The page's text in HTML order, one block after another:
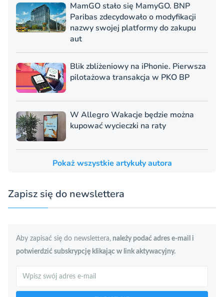
MamGO stało się MamyGO. BNP
Paribas zdecydowało o modyfikacji
nazwy swojej platformy do zakupu
aut
Blik zbliżeniowy na iPhonie. Pierwsza
pilotażowa transakcja w PKO BP
W Allegro Wakacje będzie można
kupować wycieczki na raty
Pokaż wszystkie artykuły autora
Zapisz się do newslettera
Aby zapisać się do newslettera, należy podać adres e-mail i
potwierdzić subskrypcję klikając w link aktywacyjny.
Szukaj